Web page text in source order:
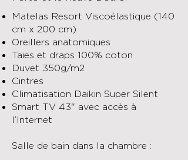
Matelas Resort Viscoélastique (140
cm x 200 cm)
Oreillers anatomiques
Taies et draps 100% coton
Duvet 350g/m2
Cintres
Climatisation Daikin Super Silent
Smart TV 43" avec accès à
l’Internet
Salle de bain dans la chambre :